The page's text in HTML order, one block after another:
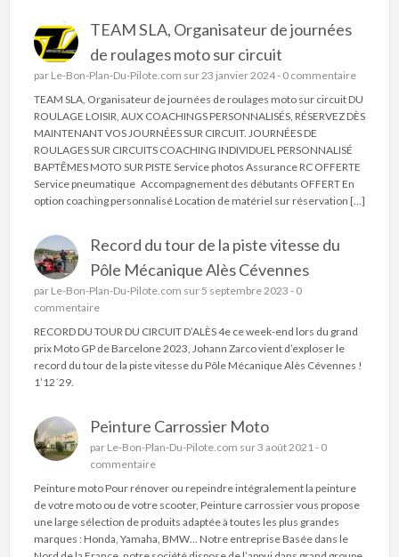
TEAM SLA, Organisateur de journées
de roulages moto sur circuit
par Le-Bon-Plan-Du-Pilote.com sur 23 janvier 2024 - 0 commentaire
TEAM SLA, Organisateur de journées de roulages moto sur circuit DU
ROULAGE LOISIR, AUX COACHINGS PERSONNALISÉS, RÉSERVEZ DÈS
MAINTENANT VOS JOURNÉES SUR CIRCUIT. JOURNÉES DE
ROULAGES SUR CIRCUITS COACHING INDIVIDUEL PERSONNALISÉ
BAPTÊMES MOTO SUR PISTE Service photos Assurance RC OFFERTE
Service pneumatique Accompagnement des débutants OFFERT En
option coaching personnalisé Location de matériel sur réservation […]
Record du tour de la piste vitesse du
Pôle Mécanique Alès Cévennes
par Le-Bon-Plan-Du-Pilote.com sur 5 septembre 2023 - 0
commentaire
RECORD DU TOUR DU CIRCUIT D’ALÈS 4e ce week-end lors du grand
prix Moto GP de Barcelone 2023, Johann Zarco vient d’exploser le
record du tour de la piste vitesse du Pôle Mécanique Alès Cévennes !
1’12´29.
Peinture Carrossier Moto
par Le-Bon-Plan-Du-Pilote.com sur 3 août 2021 - 0
commentaire
Peinture moto Pour rénover ou repeindre intégralement la peinture
de votre moto ou de votre scooter, Peinture carrossier vous propose
une large sélection de produits adaptée à toutes les plus grandes
marques : Honda, Yamaha, BMW… Notre entreprise Basée dans le